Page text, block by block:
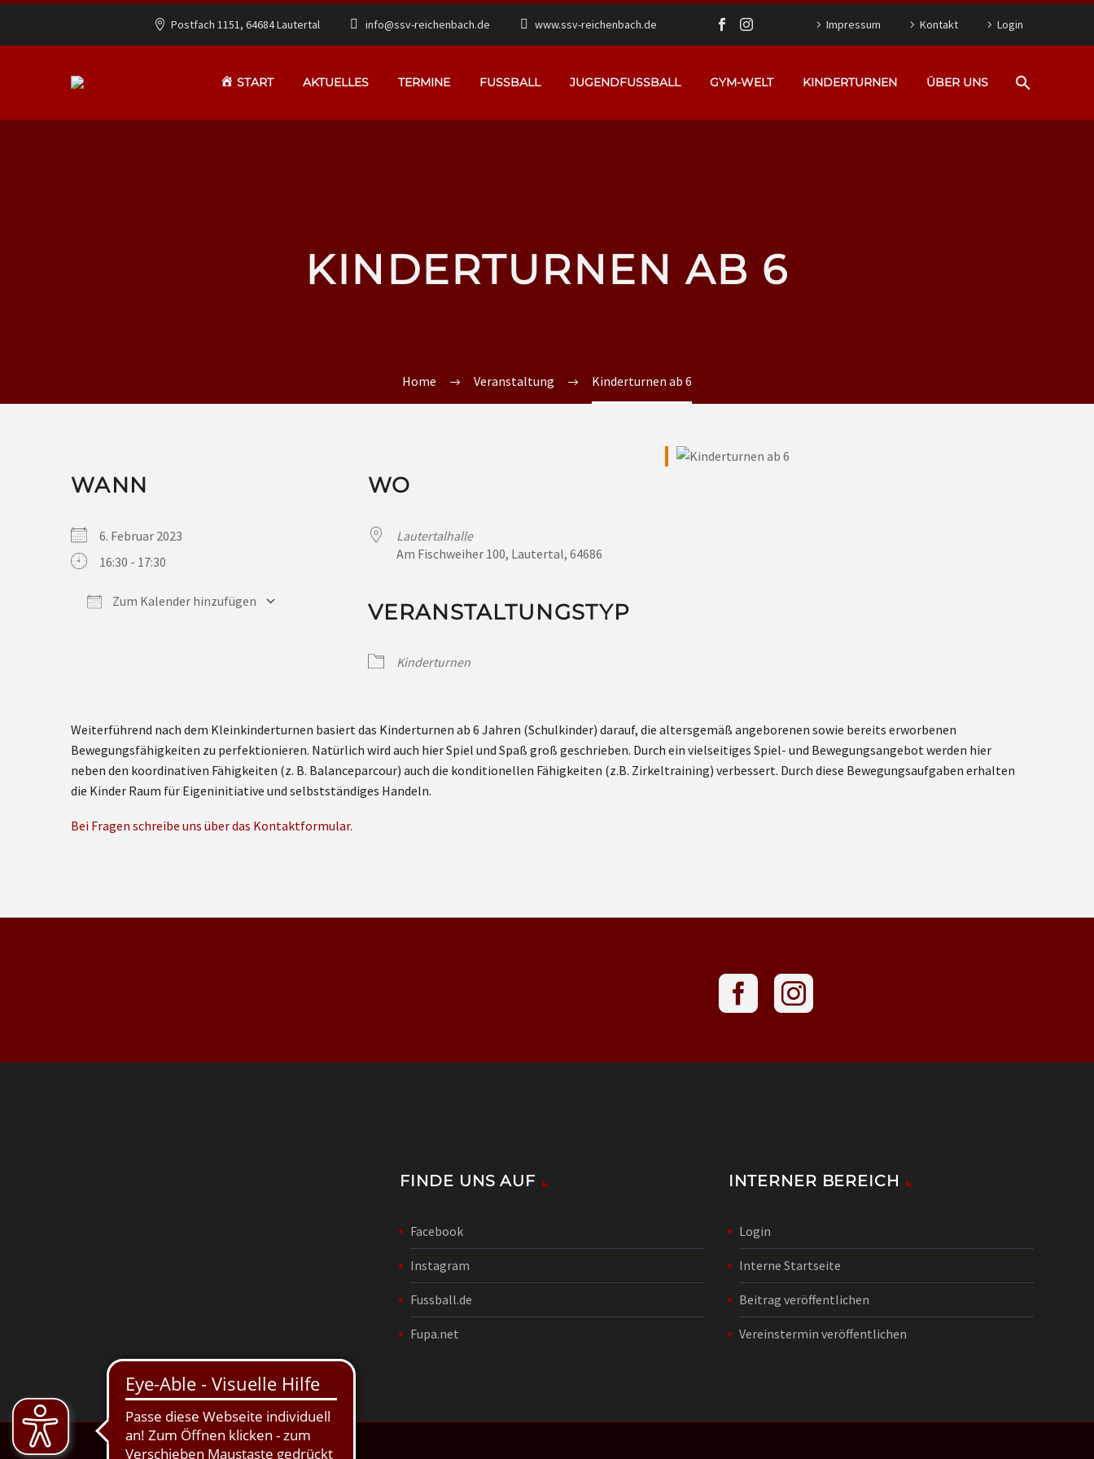
Postfach 1151, 64684 Lautertal info@ssv-reichenbach.de www.ssv-reichenbach.de Impressum Kontakt Login
START AKTUELLES TERMINE FUSSBALL JUGENDFUSSBALL GYM-WELT KINDERTURNEN ÜBER UNS
KINDERTURNEN AB 6
Home Veranstaltung Kinderturnen ab 6
WANN
6. Februar 2023
16:30 - 17:30
Zum Kalender hinzufügen
WO
Lautertalhalle
Am Fischweiher 100, Lautertal, 64686
VERANSTALTUNGSTYP
Kinderturnen
Weiterführend nach dem Kleinkinderturnen basiert das Kinderturnen ab 6 Jahren (Schulkinder) darauf, die altersgemäß angeborenen sowie bereits erworbenen
Bewegungsfähigkeiten zu perfektionieren. Natürlich wird auch hier Spiel und Spaß groß geschrieben. Durch ein vielseitiges Spiel- und Bewegungsangebot werden hier
neben den koordinativen Fähigkeiten (z. B. Balanceparcour) auch die konditionellen Fähigkeiten (z.B. Zirkeltraining) verbessert. Durch diese Bewegungsaufgaben erhalten
die Kinder Raum für Eigeninitiative und selbstständiges Handeln.
Bei Fragen schreibe uns über das Kontaktformular.
FINDE UNS AUF
Facebook
Instagram
Fussball.de
Fupa.net
INTERNER BEREICH
Login
Interne Startseite
Beitrag veröffentlichen
Vereinstermin veröffentlichen